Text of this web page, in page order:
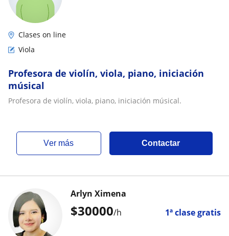
Clases on line
Viola
Profesora de violín, viola, piano, iniciación
músical
Profesora de violín, viola, piano, iniciación músical.
ver más Contactar
$30000/h 1ª clase gratis
Arlyn Ximena